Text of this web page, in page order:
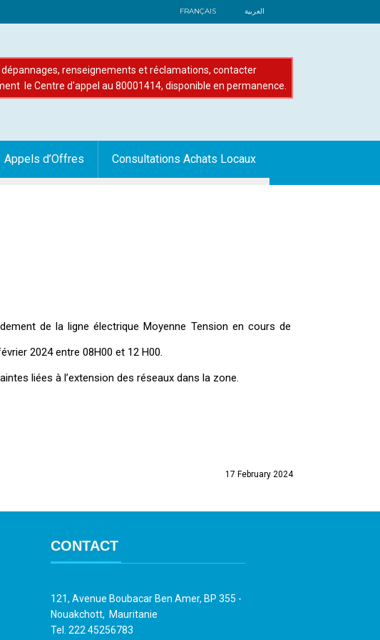
FRANÇAIS العربية
dépannages, renseignements et réclamations, contacter
le Centre d'appel au 80001414, disponible en permanence.
Appels d’Offres Consultations Achats Locaux
de la ligne électrique Moyenne Tension en cours de
2024 entre 08H00 et 12 H00.
liées à l’extension des réseaux dans la zone.
17 February 2024
CONTACT
121, Avenue Boubacar Ben Amer, BP 355 -
Nouakchott, Mauritanie
Tel. 222 45256783